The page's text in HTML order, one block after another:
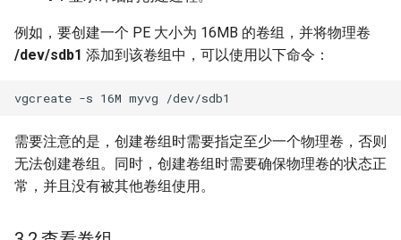
例如，要创建一个 PE 大小为 16MB 的卷组，并将物理卷
/dev/sdb1 添加到该卷组中，可以使用以下命令：
需要注意的是，创建卷组时需要指定至少一个物理卷，否则
无法创建卷组。同时，创建卷组时需要确保物理卷的状态正
常，并且没有被其他卷组使用。